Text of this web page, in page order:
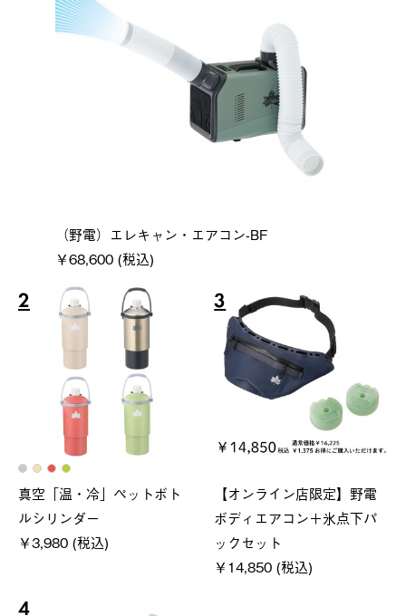
（野電）エレキャン・エアコン-BF
￥68,600 (税込)
2
真空「温・冷」ペットボト
ルシリンダー
￥3,980 (税込)
3
【オンライン店限定】野電
ボディエアコン＋氷点下パ
ックセット
￥14,850 (税込)
4